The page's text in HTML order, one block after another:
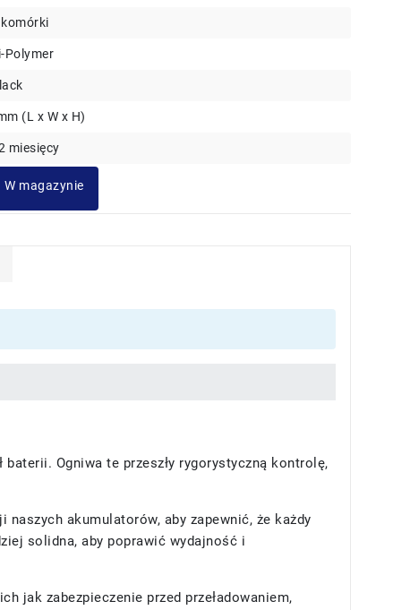
Polymer
(L x W x H)
miesięcy
W magazynie
Ogniwa te przeszły rygorystyczną kontrolę,
akumulatorów, aby zapewnić, że każdy
solidna, aby poprawić wydajność i
jak zabezpieczenie przed przeładowaniem,